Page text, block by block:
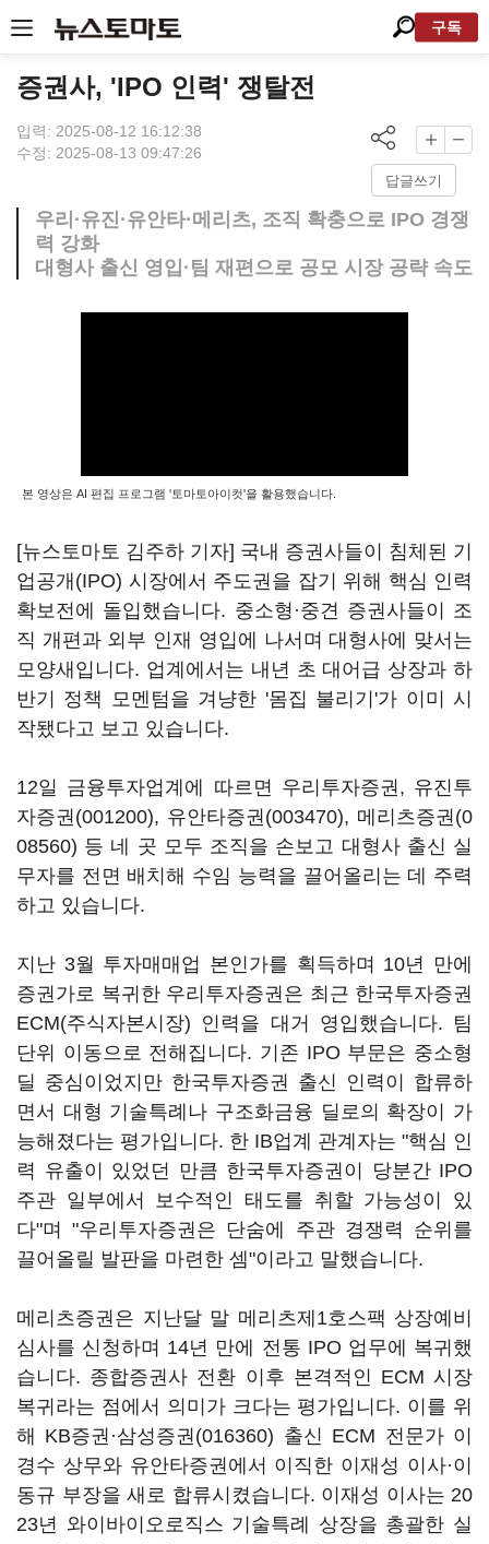
구독
증권사, 'IPO 인력' 쟁탈전
입력: 2025-08-12 16:12:38
수정: 2025-08-13 09:47:26
답글쓰기
우리·유진·유안타·메리츠, 조직 확충으로 IPO 경쟁
력 강화
대형사 출신 영입·팀 재편으로 공모 시장 공략 속도
본 영상은 AI 편집 프로그램 '토마토아이컷'을 활용했습니다.
[뉴스토마토 김주하 기자] 국내 증권사들이 침체된 기
업공개(IPO) 시장에서 주도권을 잡기 위해 핵심 인력
확보전에 돌입했습니다. 중소형·중견 증권사들이 조
직 개편과 외부 인재 영입에 나서며 대형사에 맞서는
모양새입니다. 업계에서는 내년 초 대어급 상장과 하
반기 정책 모멘텀을 겨냥한 '몸집 불리기'가 이미 시
작됐다고 보고 있습니다.
12일 금융투자업계에 따르면 우리투자증권, 유진투
자증권(001200), 유안타증권(003470), 메리츠증권(0
08560) 등 네 곳 모두 조직을 손보고 대형사 출신 실
무자를 전면 배치해 수임 능력을 끌어올리는 데 주력
하고 있습니다.
지난 3월 투자매매업 본인가를 획득하며 10년 만에
증권가로 복귀한 우리투자증권은 최근 한국투자증권
ECM(주식자본시장) 인력을 대거 영입했습니다. 팀
단위 이동으로 전해집니다. 기존 IPO 부문은 중소형
딜 중심이었지만 한국투자증권 출신 인력이 합류하
면서 대형 기술특례나 구조화금융 딜로의 확장이 가
능해졌다는 평가입니다. 한 IB업계 관계자는 "핵심 인
력 유출이 있었던 만큼 한국투자증권이 당분간 IPO
주관 일부에서 보수적인 태도를 취할 가능성이 있
다"며 "우리투자증권은 단숨에 주관 경쟁력 순위를
끌어올릴 발판을 마련한 셈"이라고 말했습니다.
메리츠증권은 지난달 말 메리츠제1호스팩 상장예비
심사를 신청하며 14년 만에 전통 IPO 업무에 복귀했
습니다. 종합증권사 전환 이후 본격적인 ECM 시장
복귀라는 점에서 의미가 크다는 평가입니다. 이를 위
해 KB증권·삼성증권(016360) 출신 ECM 전문가 이
경수 상무와 유안타증권에서 이직한 이재성 이사·이
동규 부장을 새로 합류시켰습니다. 이재성 이사는 20
23년 와이바이오로직스 기술특례 상장을 총괄한 실